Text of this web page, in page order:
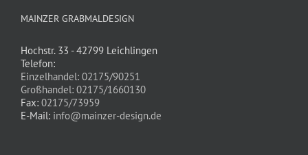
MAINZER GRABMALDESIGN
Hochstr. 33 - 42799 Leichlingen
Telefon:
Einzelhandel: 02175/90251
Großhandel: 02175/1660130
Fax: 02175/73959
E-Mail: info@mainzer-design.de